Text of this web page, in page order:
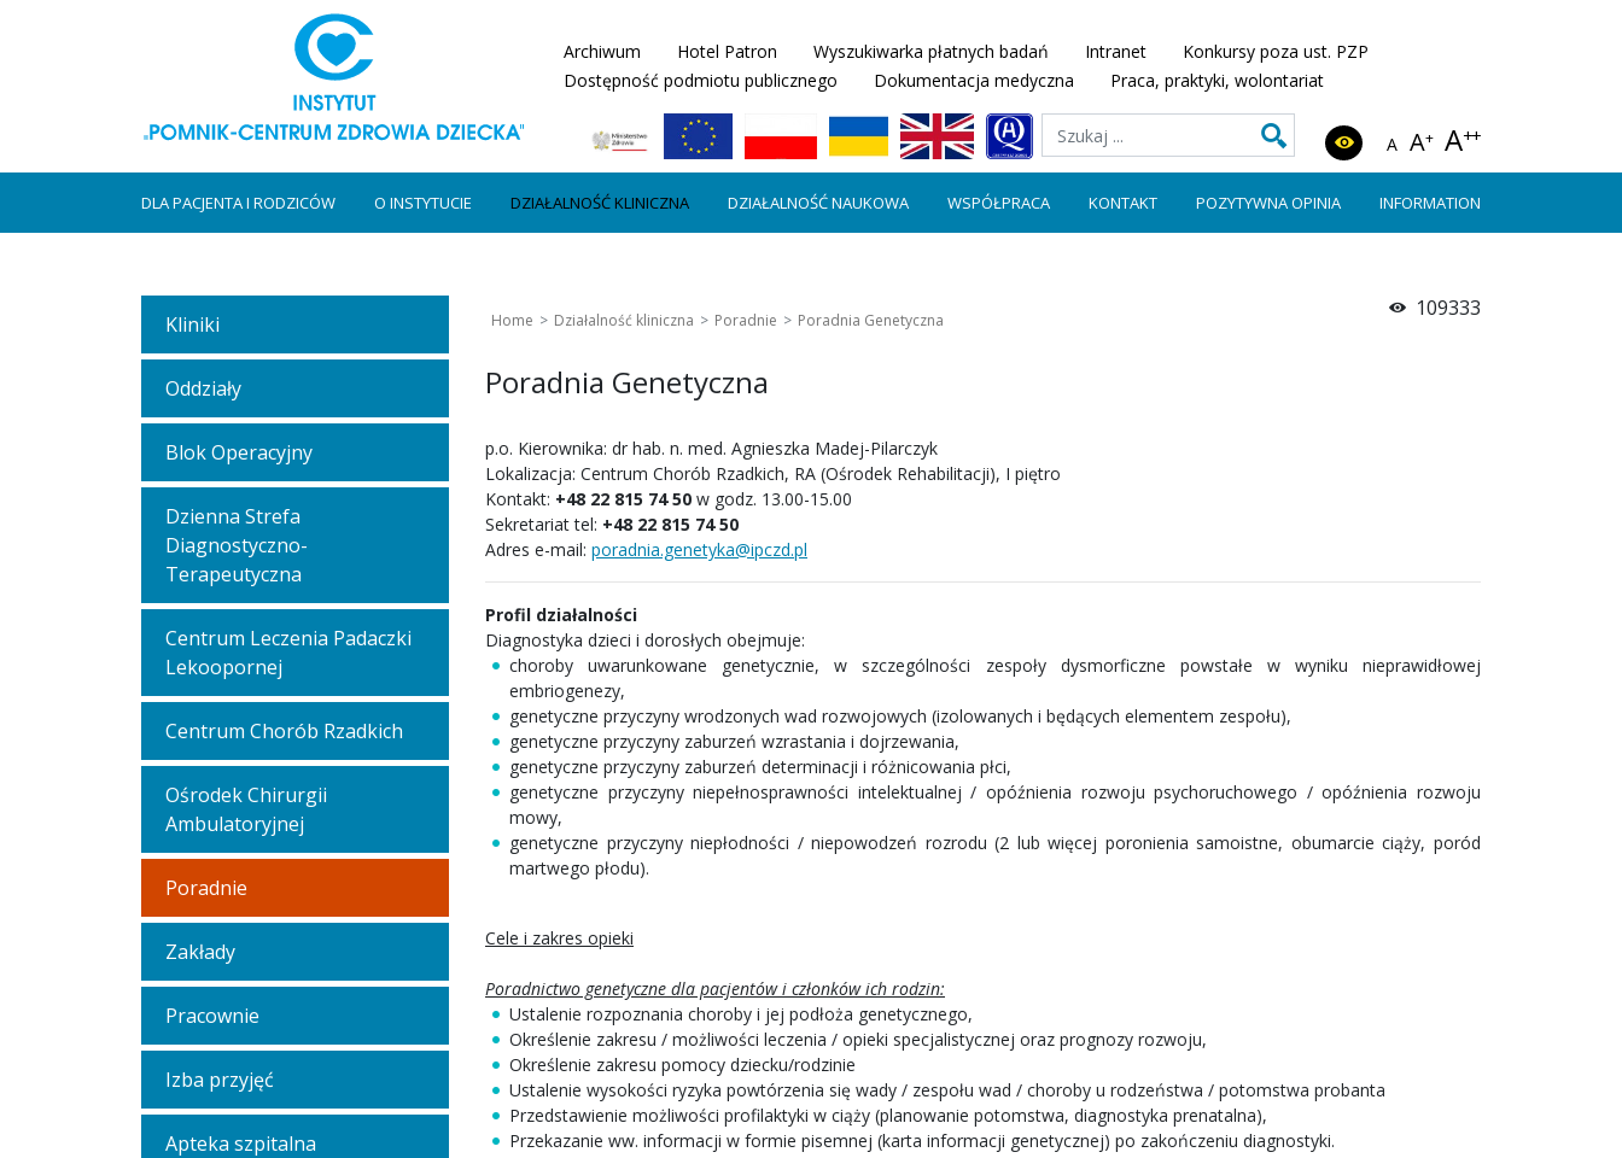
Archiwum Hotel Patron Wyszukiwarka płatnych badań Intranet
Konkursy poza ust. PZP
Dostępność podmiotu publicznego
Dokumentacja medyczna Praca, praktyki, wolontariat
A A+ A++
DLA PACJENTA I RODZICÓW O INSTYTUCIE DZIAŁALNOŚĆ KLINICZNA DZIAŁALNOŚĆ NAUKOWA WSPÓŁPRACA KONTAKT POZYTYWNA OPINIA INFORMATION
Kliniki
Oddziały
Blok Operacyjny
Dzienna Strefa
Diagnostyczno-
Terapeutyczna
Centrum Leczenia Padaczki
Lekoopornej
Centrum Chorób Rzadkich
Ośrodek Chirurgii
Ambulatoryjnej
Poradnie
Zakłady
Pracownie
Izba przyjęć
Apteka szpitalna
Home Działalność kliniczna Poradnie Poradnia Genetyczna 109333
Poradnia Genetyczna
p.o. Kierownika: dr hab. n. med. Agnieszka Madej-Pilarczyk
Lokalizacja: Centrum Chorób Rzadkich, RA (Ośrodek Rehabilitacji), I piętro
Kontakt: +48 22 815 74 50 w godz. 13.00-15.00
Sekretariat tel: +48 22 815 74 50
Adres e-mail: poradnia.genetyka@ipczd.pl
Profil działalności
Diagnostyka dzieci i dorosłych obejmuje:
choroby uwarunkowane genetycznie, w szczególności zespoły dysmorficzne powstałe w wyniku nieprawidłowej
embriogenezy,
genetyczne przyczyny wrodzonych wad rozwojowych (izolowanych i będących elementem zespołu),
genetyczne przyczyny zaburzeń wzrastania i dojrzewania,
genetyczne przyczyny zaburzeń determinacji i różnicowania płci,
genetyczne przyczyny niepełnosprawności intelektualnej / opóźnienia rozwoju psychoruchowego / opóźnienia rozwoju
mowy,
genetyczne przyczyny niepłodności / niepowodzeń rozrodu (2 lub więcej poronienia samoistne, obumarcie ciąży, poród
martwego płodu).
Cele i zakres opieki
Poradnictwo genetyczne dla pacjentów i członków ich rodzin:
Ustalenie rozpoznania choroby i jej podłoża genetycznego,
Określenie zakresu / możliwości leczenia / opieki specjalistycznej oraz prognozy rozwoju,
Określenie zakresu pomocy dziecku/rodzinie
Ustalenie wysokości ryzyka powtórzenia się wady / zespołu wad / choroby u rodzeństwa / potomstwa probanta
Przedstawienie możliwości profilaktyki w ciąży (planowanie potomstwa, diagnostyka prenatalna),
Przekazanie ww. informacji w formie pisemnej (karta informacji genetycznej) po zakończeniu diagnostyki.